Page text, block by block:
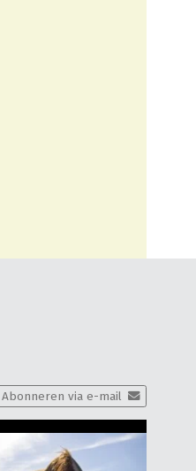
Abonneren via e-mail